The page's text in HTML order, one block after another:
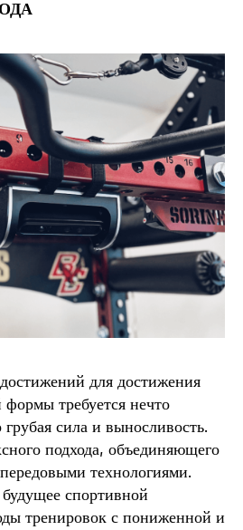
для достижения
требуется нечто
сила и выносливость.
подхода, объединяющего
технологиями.
спортивной
тренировок с пониженной и